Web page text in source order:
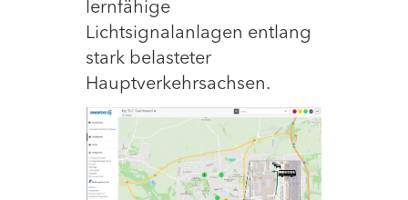
lernfähige
Lichtsignalanlagen entlang
stark belasteter
Hauptverkehrsachsen.